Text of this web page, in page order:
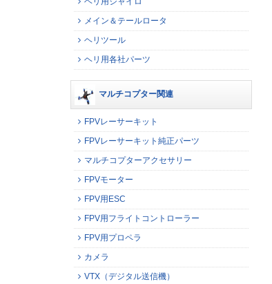
メイン＆テールロータ
ヘリツール
ヘリ用各社パーツ
マルチコプター関連
FPVレーサーキット
FPVレーサーキット純正パーツ
マルチコプターアクセサリー
FPVモーター
FPV用ESC
FPV用フライトコントローラー
FPV用プロペラ
カメラ
VTX（デジタル送信機）